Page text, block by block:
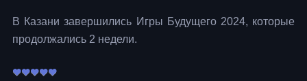
В Казани завершились Игры Будущего 2024, которые
продолжались 2 недели.